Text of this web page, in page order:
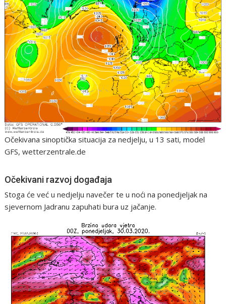
Očekivana sinoptička situacija za nedjelju, u 13 sati, model
GFS, wetterzentrale.de
Očekivani razvoj događaja
Stoga će već u nedjelju navečer te u noći na ponedjeljak na
sjevernom Jadranu zapuhati bura uz jačanje.